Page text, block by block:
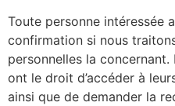
Toute personne intéressée
confirmation si nous
personnelles la
ont le droit d’accéder à
ainsi que de demander la